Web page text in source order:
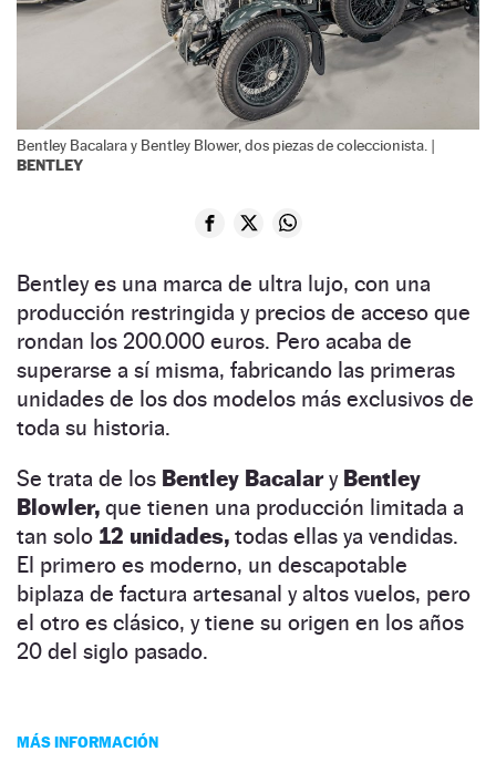
Bentley Bacalara y Bentley Blower, dos piezas de coleccionista. |
BENTLEY
Bentley es una marca de ultra lujo, con una
producción restringida y precios de acceso que
rondan los 200.000 euros. Pero acaba de
superarse a sí misma, fabricando las primeras
unidades de los dos modelos más exclusivos de
toda su historia.
Se trata de los Bentley Bacalary Bentley
Blowler, que tienen una producción limitada a
tan solo 12 unidades, todas ellas ya vendidas.
El primero es moderno, un descapotable
biplaza de factura artesanal y altos vuelos, pero
el otro es clásico, y tiene su origen en los años
20 del siglo pasado.
MÁS INFORMACIÓN